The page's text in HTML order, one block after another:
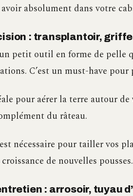
absolument dans votre
: transplantoir,
petit outil en forme de pelle
C’est un must-have
pour aérer la terre autour
du râteau.
nécessaire pour tailler vos
de nouvelles pousses.
: arrosoir, tuyau